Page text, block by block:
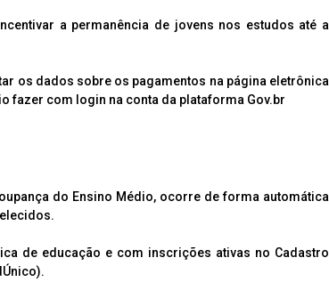
a permanência de jovens nos estudos até a
os dados sobre os pagamentos na página eletrônica
fazer com login na conta da plataforma Gov.br
do Ensino Médio, ocorre de forma automática
de educação e com inscrições ativas no Cadastro